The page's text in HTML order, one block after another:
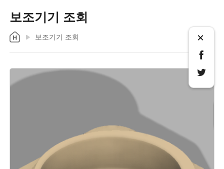
보조기기 조회
보조기기 조회 ×